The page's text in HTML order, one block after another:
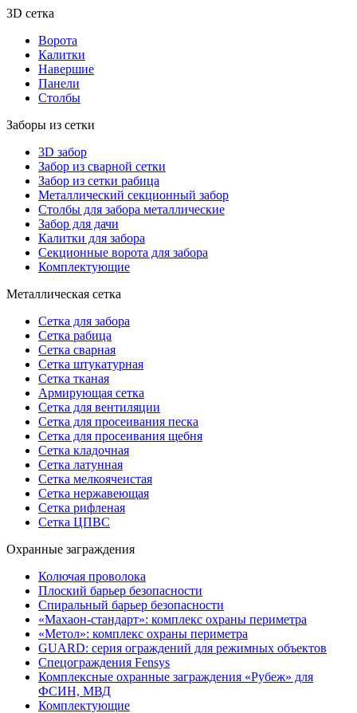
3D сетка
Ворота
Калитки
Навершие
Панели
Столбы
Заборы из сетки
3D забор
Забор из сварной сетки
Забор из сетки рабица
Металлический секционный забор
Столбы для забора металлические
Забор для дачи
Калитки для забора
Секционные ворота для забора
Комплектующие
Металлическая сетка
Сетка для забора
Сетка рабица
Сетка сварная
Сетка штукатурная
Сетка тканая
Армирующая сетка
Сетка для вентиляции
Сетка для просеивания песка
Сетка для просеивания щебня
Сетка кладочная
Сетка латунная
Сетка мелкоячеистая
Сетка нержавеющая
Сетка рифленая
Сетка ЦПВС
Охранные заграждения
Колючая проволока
Плоский барьер безопасности
Спиральный барьер безопасности
«Махаон-стандарт»: комплекс охраны периметра
«Метол»: комплекс охраны периметра
GUARD: серия ограждений для режимных объектов
Спецограждения Fensys
Комплексные охранные заграждения «Рубеж» для
ФСИН, МВД
Комплектующие